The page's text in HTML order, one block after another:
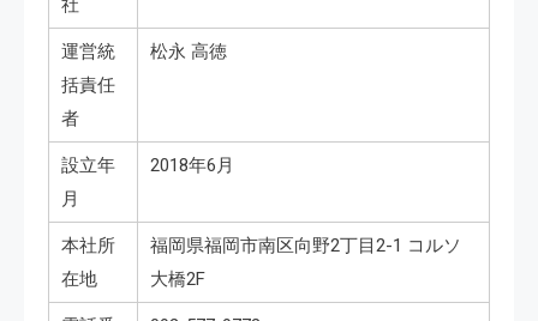
社
運営統
括責任
者
松永 高徳
設立年
月
2018年6月
本社所
在地
福岡県福岡市南区向野2丁目2-1 コルソ
大橋2F